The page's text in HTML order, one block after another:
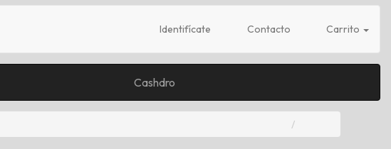
Identifícate Contacto Carrito
Cashdro